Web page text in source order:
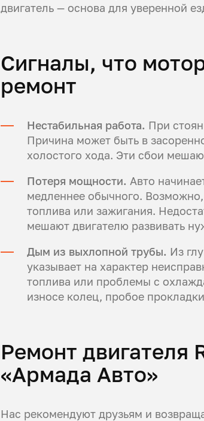
двигатель — основа для уверенной
Сигналы, что
ремонт
Нестабильная работа. При
Причина может быть в
холостого хода. Эти сбои
Потеря мощности. Авто
медленнее обычного.
топлива или зажигания.
мешают двигателю развивать
Дым из выхлопной трубы. Из
указывает на характер
топлива или проблемы с
износе колец, пробое
Ремонт двигателя
«Армада Авто»
Нас рекомендуют друзьям и